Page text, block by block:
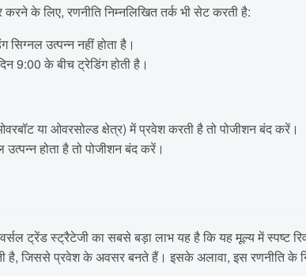
के लिए, रणनीति निम्नलिखित तर्क भी सेट करती है:
उत्पन्न नहीं होता है।
9:00 के बीच ट्रेडिंग होती है।
या ओवरसोल्ड क्षेत्र) में प्रवेश करती है तो पोजीशन बंद करें।
होता है तो पोजीशन बंद करें।
ट्रेंड स्ट्रैटेजी का सबसे बड़ा लाभ यह है कि यह मूल्य में
है, जिससे प्रवेश के अवसर बनते हैं। इसके अलावा, इस रणनीति के